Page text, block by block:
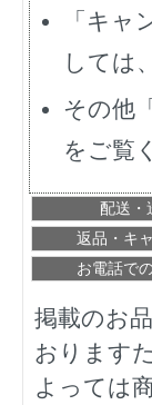
「キャ
しては、
その他
をご覧
配送・
返品・キ
お電話で
掲載のお
おります
よっては